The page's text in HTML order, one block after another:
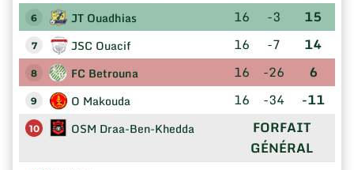
6 JT Ouadhias 16 -3 15
7 JSC Ouacif 16 -7 14
8 FC Betrouna 16 -26 6
9 O Makouda 16 -34 -11
10 OSM Draa-Ben-Khedda
FORFAIT
GÉNÉRAL